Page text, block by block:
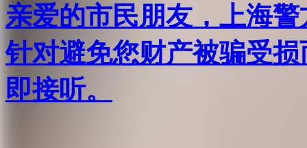
亲爱的市民朋友，上海
针对避免您财产被骗受
即接听。